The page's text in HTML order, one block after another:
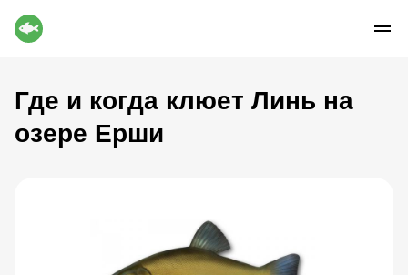
Где и когда клюет Линь на
озере Ерши